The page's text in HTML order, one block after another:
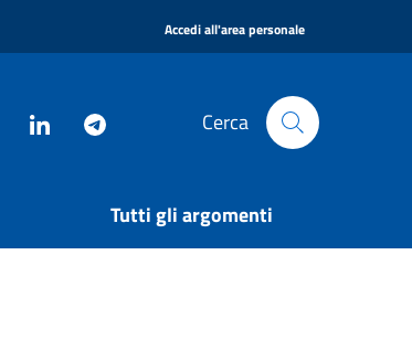
Accedi all'area personale
Cerca
Tutti gli argomenti